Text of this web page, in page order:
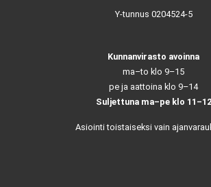
Y-tunnus 0204524-5
Kunnanvirasto avoinna
ma–to klo 9–15
pe ja aattoina klo 9–14
Suljettuna ma–pe klo 11–12
Asiointi toistaiseksi vain